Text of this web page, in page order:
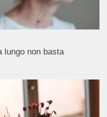
lungo non basta